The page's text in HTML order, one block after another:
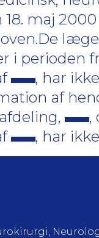
18. maj
i perioden
, har
af
,
, har